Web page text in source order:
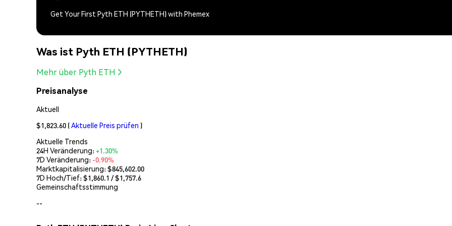
Get Your First Pyth ETH (PYTHETH) with Phemex
Was ist Pyth ETH (PYTHETH)
Mehr über Pyth ETH
Preisanalyse
Aktuell
$1,823.60 (Aktuelle Preis prüfen )
Aktuelle Trends
24H Veränderung:+1.30%
7D Veränderung: -0.90%
Marktkapitalisierung:$845,602.00
7D Hoch/Tief: $1,860.1 / $1,757.6
Gemeinschaftsstimmung
--